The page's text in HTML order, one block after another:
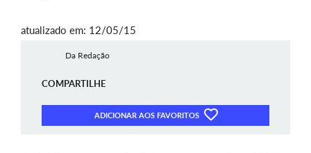
atualizado em: 12/05/15
Da Redação
COMPARTILHE
ADICIONAR AOS FAVORITOS